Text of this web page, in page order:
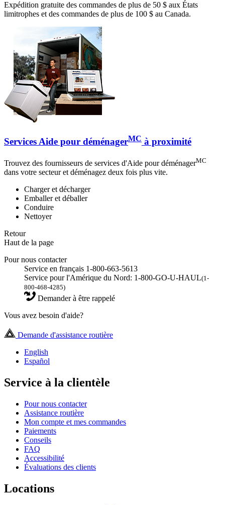
Expédition gratuite des commandes de plus de 50 $ aux États
limitrophes et des commandes de plus de 100 $ au Canada.
Services Aide pour déménagerMC à proximité
Trouvez des fournisseurs de services d'Aide pour déménagerMC
dans votre secteur et déménagez deux fois plus vite.
Charger et décharger
Emballer et déballer
Conduire
Nettoyer
Retour
Haut de la page
Pour nous contacter
Service en français 1-800-663-5613
Service pour l'Amérique du Nord: 1-800-GO-U-HAUL(1-
800-468-4285)
Demander à être rappelé
Vous avez besoin d'aide?
Demande d'assistance routière
English
Español
Service à la clientèle
Pour nous contacter
Assistance routière
Mon compte et mes commandes
Paiements
Conseils
FAQ
Accessibilité
Évaluations des clients
Locations